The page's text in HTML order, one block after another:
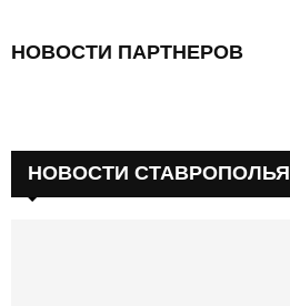
НОВОСТИ ПАРТНЕРОВ
НОВОСТИ СТАВРОПОЛЬЯ